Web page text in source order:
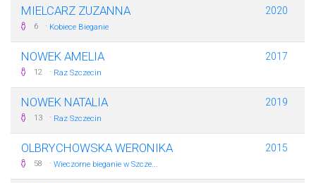
MIELCARZ ZUZANNA
6 · Kobiece Bieganie
2020
NOWEK AMELIA
12 · Raz Szczecin
2017
NOWEK NATALIA
13 · Raz Szczecin
2019
OLBRYCHOWSKA WERONIKA
58 · Wieczorne bieganie w Szcze...
2015